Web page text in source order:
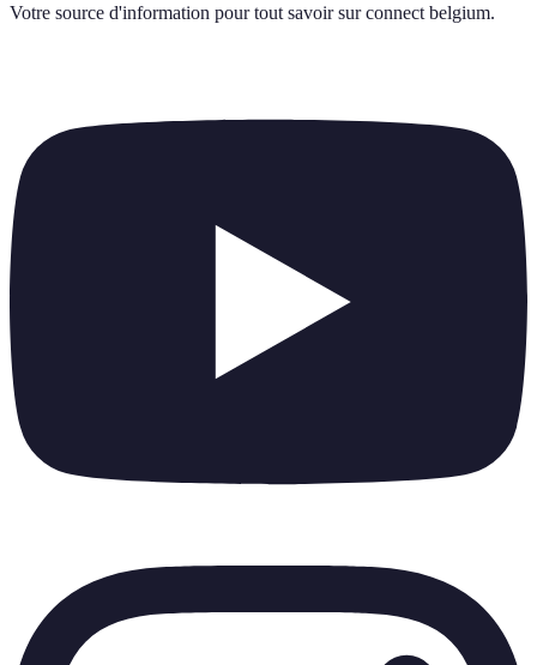
Votre source d'information pour tout savoir sur connect belgium.